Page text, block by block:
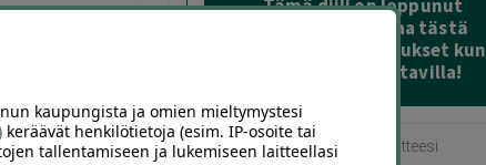
kauneuteen
Tämä diili on loppunut
varastosta – Tilaa tästä
sähköposti-ilmoitukset kun
sitä on taas saatavilla!
kaupungista ja omien mieltymystesi
keräävät henkilötietoja (esim. IP-osoite tai
tallentamiseen ja lukemiseen laitteellasi